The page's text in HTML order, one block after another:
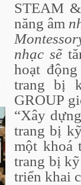
STEAM
năng âm
nhạc sẽ
hoạt
trang bị
GROUP
“Xây
trang bị
một khoá
trang bị
triển khai